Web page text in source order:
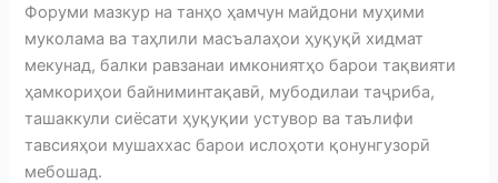
Форуми мазкур на танҳо ҳамчун майдони муҳими
муколама ва таҳлили масъалаҳои ҳуқуқӣ хидмат
мекунад, балки равзанаи имкониятҳо барои тақвияти
ҳамкориҳои байниминтақавӣ, мубодилаи таҷриба,
ташаккули сиёсати ҳуқуқии устувор ва таълифи
тавсияҳои мушаххас барои ислоҳоти қонунгузорӣ
мебошад.